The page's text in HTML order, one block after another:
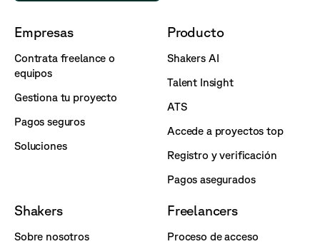
Empresas
Contrata freelance o
equipos
Gestiona tu proyecto
Pagos seguros
Soluciones
Producto
Shakers AI
Talent Insight
ATS
Accede a proyectos top
Registro y verificación
Pagos asegurados
Shakers
Sobre nosotros
Freelancers
Proceso de acceso